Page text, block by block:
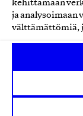
kehittämään
ja analysoimaan
välttämättömiä,